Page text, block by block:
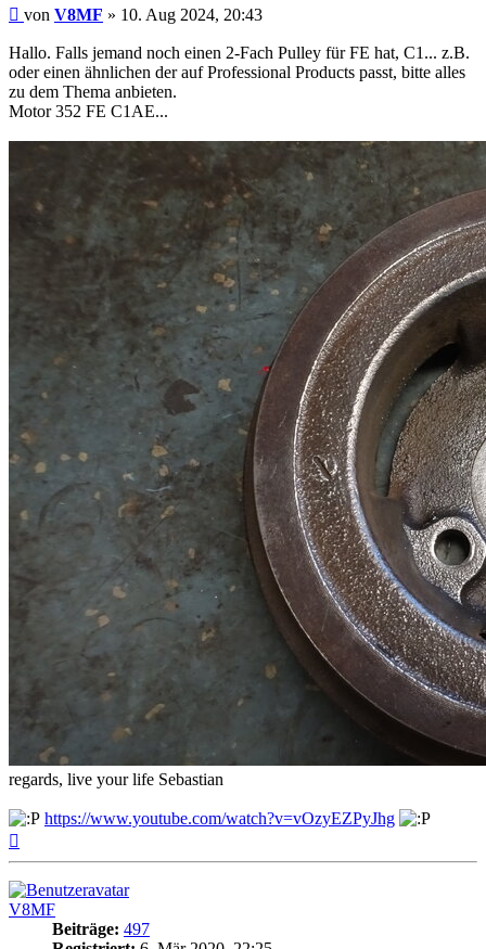
Beitrag
von V8MF » 10. Aug 2024, 20:43
Hallo. Falls jemand noch einen 2-Fach Pulley für FE hat, C1... z.B.
oder einen ähnlichen der auf Professional Products passt, bitte alles
zu dem Thema anbieten.
Motor 352 FE C1AE...
regards, live your life Sebastian
https://www.youtube.com/watch?v=vOzyEZPyJhg
V8MF
Beiträge: 497